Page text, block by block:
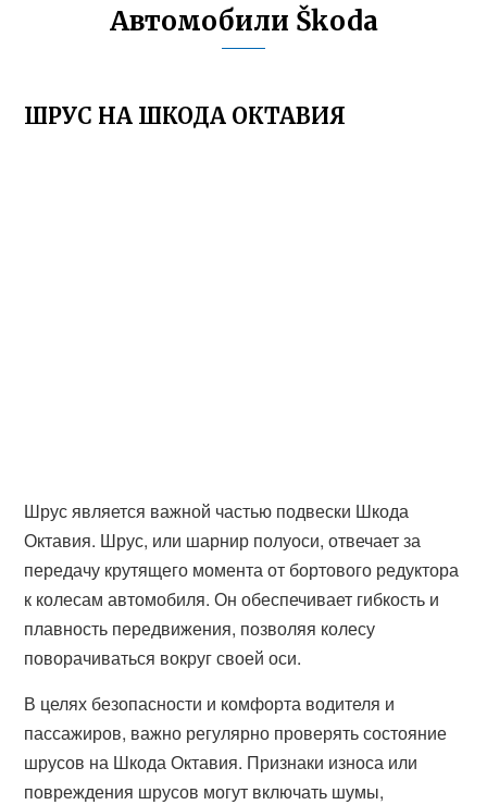
Автомобили Škoda
ШРУС НА ШКОДА ОКТАВИЯ
Шрус является важной частью подвески Шкода
Октавия. Шрус, или шарнир полуоси, отвечает за
передачу крутящего момента от бортового редуктора
к колесам автомобиля. Он обеспечивает гибкость и
плавность передвижения, позволяя колесу
поворачиваться вокруг своей оси.
В целях безопасности и комфорта водителя и
пассажиров, важно регулярно проверять состояние
шрусов на Шкода Октавия. Признаки износа или
повреждения шрусов могут включать шумы,